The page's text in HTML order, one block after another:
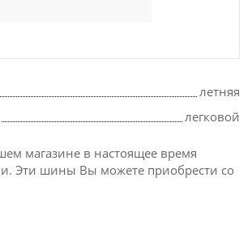
летняя
легковой
магазине в настоящее время
Эти шины Вы можете приобрести со